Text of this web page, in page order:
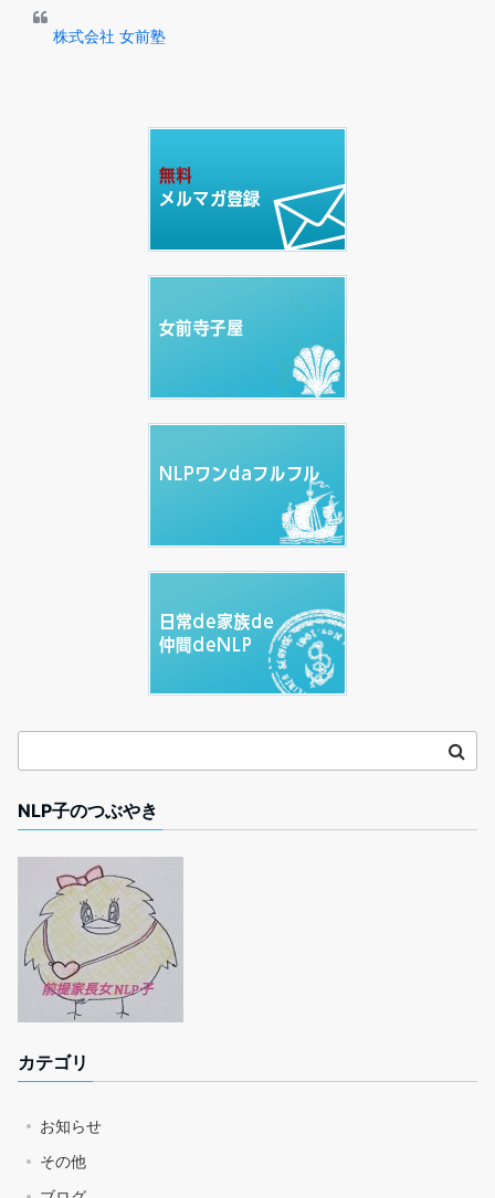
株式会社 女前塾
NLP子のつぶやき
カテゴリ
お知らせ
その他